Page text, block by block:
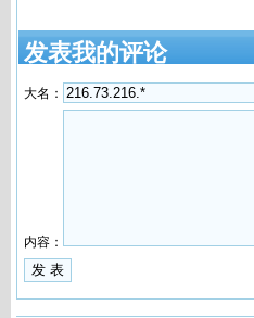
发表我的评论
大名：
内容：